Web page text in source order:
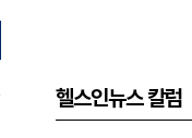
헬스인뉴스 칼럼